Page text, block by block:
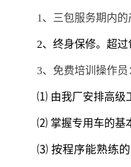
1、三包服务期内
2、终身保修。超
3、免费培训操作员
⑴ 由我厂安排高级
⑵ 掌握专用车的基
⑶ 按程序能熟练